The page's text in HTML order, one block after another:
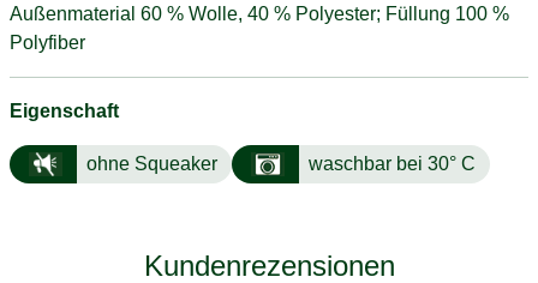
Außenmaterial 60 % Wolle, 40 % Polyester; Füllung 100 %
Polyfiber
Eigenschaft
ohne Squeaker waschbar bei 30° C
Kundenrezensionen